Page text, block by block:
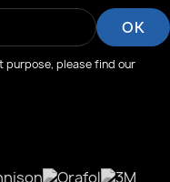
purpose, please find our